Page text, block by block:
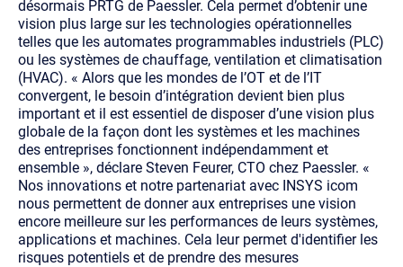
désormais PRTG de Paessler. Cela permet d’obtenir une
vision plus large sur les technologies opérationnelles
telles que les automates programmables industriels (PLC)
ou les systèmes de chauffage, ventilation et climatisation
(HVAC). « Alors que les mondes de l’OT et de l’IT
convergent, le besoin d’intégration devient bien plus
important et il est essentiel de disposer d’une vision plus
globale de la façon dont les systèmes et les machines
des entreprises fonctionnent indépendamment et
ensemble », déclare Steven Feurer, CTO chez Paessler. «
Nos innovations et notre partenariat avec INSYS icom
nous permettent de donner aux entreprises une vision
encore meilleure sur les performances de leurs systèmes,
applications et machines. Cela leur permet d'identifier les
risques potentiels et de prendre des mesures